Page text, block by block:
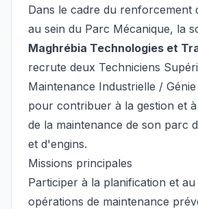
Dans le cadre du renforcement
au sein du Parc Mécanique, la
Maghrébia Technologies et
recrute deux Techniciens
Maintenance Industrielle /
pour contribuer à la gestion et
de la maintenance de son parc
et d'engins.
Missions principales
Participer à la planification et au
opérations de maintenance